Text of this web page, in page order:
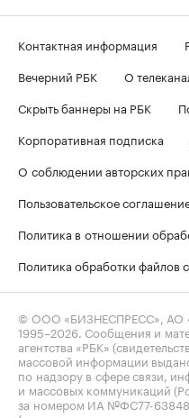
Контактная информация
Вечерний РБК
О
Скрыть баннеры на РБК
Корпоративная подписка
О соблюдении авторских
Пользовательское
Политика в отношении
Политика обработки файлов
© ООО «БИЗНЕСПРЕСС», АО
1995–2026. Сообщения и
агентства «РБК»
массовой информации
по надзору в сфере связи,
и массовых коммуникаций
за номером ИА №ФС77-